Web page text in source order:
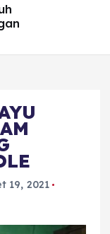
19, 2021